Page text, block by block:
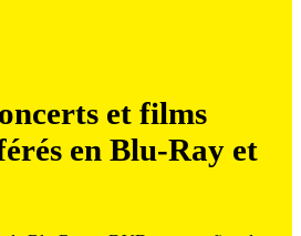
et films
en Blu-Ray et